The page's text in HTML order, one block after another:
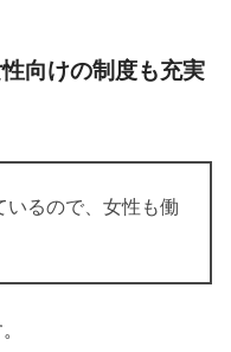
向けの制度も充実
いるので、女性も働